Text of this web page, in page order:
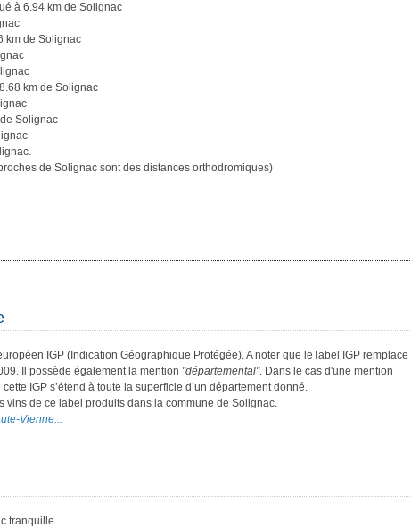
à 6.94 km de Solignac
km de Solignac
km de Solignac
Solignac
de Solignac sont des distances orthodromiques)
IGP (Indication Géographique Protégée). A noter que le label IGP remplace
Il possède également la mention "départemental". Dans le cas d'une mention
cette IGP s’étend à toute la superficie d’un département donné.
vins de ce label produits dans la commune de Solignac.
Vienne...
tranquille.